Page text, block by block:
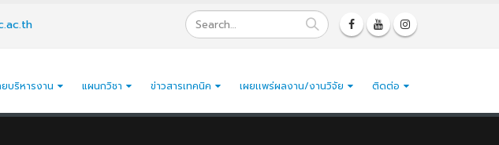
บริหารงาน แผนกวิชา ข่าวสารเทคนิค เผยเเพร่ผลงาน/งานวิจัย ติดต่อ